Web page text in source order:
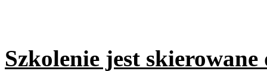
Szkolenie jest